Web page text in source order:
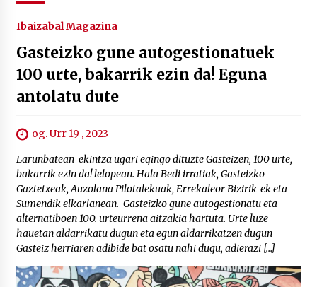
Ibaizabal Magazina
Gasteizko gune autogestionatuek
100 urte, bakarrik ezin da! Eguna
antolatu dute
og. Urr 19 , 2023
Larunbatean ekintza ugari egingo dituzte Gasteizen, 100 urte,
bakarrik ezin da! lelopean. Hala Bedi irratiak, Gasteizko
Gaztetxeak, Auzolana Pilotalekuak, Errekaleor Bizirik-ek eta
Sumendik elkarlanean. Gasteizko gune autogestionatu eta
alternatiboen 100. urteurrena aitzakia hartuta. Urte luze
hauetan aldarrikatu dugun eta egun aldarrikatzen dugun
Gasteiz herriaren adibide bat osatu nahi dugu, adierazi […]